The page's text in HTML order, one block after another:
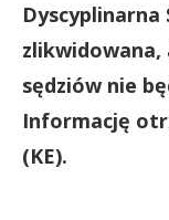
Dyscyplinarna
zlikwidowana,
sędziów nie
Informację
(KE).